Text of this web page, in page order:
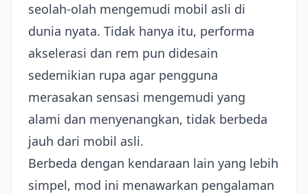
seolah-olah mengemudi mobil asli di
dunia nyata. Tidak hanya itu, performa
akselerasi dan rem pun didesain
sedemikian rupa agar pengguna
merasakan sensasi mengemudi yang
alami dan menyenangkan, tidak berbeda
jauh dari mobil asli.
Berbeda dengan kendaraan lain yang lebih
simpel, mod ini menawarkan pengalaman